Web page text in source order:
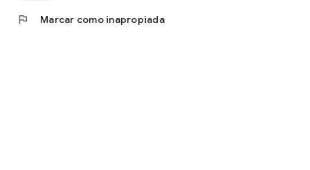
flag Marcar como inapropiada